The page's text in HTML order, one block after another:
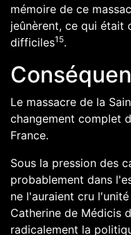
mémoire de ce
jeûnèrent, ce qui était
difficiles15.
Le massacre de la
changement complet
France.
Sous la pression des
probablement dans
ne l'auraient cru
Catherine de Médicis
radicalement la